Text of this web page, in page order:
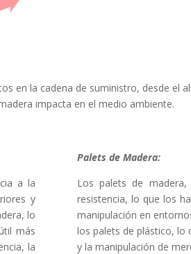
en la cadena de suministro, desde el
impacta en el medio ambiente.
a la
y
lo
más
la
Palets de Madera:
Los palets de
resistencia, lo que los
manipulación en
los palets de plástico, lo
y la manipulación de